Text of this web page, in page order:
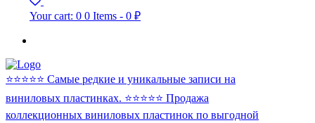
Your cart: 0 0 Items - 0 ₽
⭐️⭐️⭐️⭐️⭐️ Самые редкие и уникальные записи на
виниловых пластинках. ⭐️⭐️⭐️⭐️⭐️ Продажа
коллекционных виниловых пластинок по выгодной